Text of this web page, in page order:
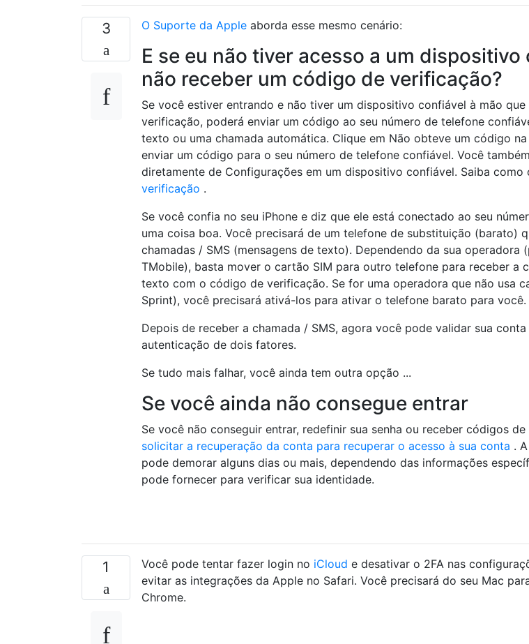
3 O Suporte da Apple aborda esse mesmo cenário:
E se eu não tiver acesso a um dispositivo
não receber um código de verificação?
Se você estiver entrando e não tiver um dispositivo confiável à mão
verificação, poderá enviar um código ao seu número de telefone
texto ou uma chamada automática. Clique em Não obteve um código
enviar um código para o seu número de telefone confiável. Você
diretamente de Configurações em um dispositivo confiável. Saiba como
verificação .
Se você confia no seu iPhone e diz que ele está conectado ao seu
uma coisa boa. Você precisará de um telefone de substituição (barato)
chamadas / SMS (mensagens de texto). Dependendo da sua operadora
TMobile), basta mover o cartão SIM para outro telefone para receber a
texto com o código de verificação. Se for uma operadora que não usa
Sprint), você precisará ativá-los para ativar o telefone barato para você.
Depois de receber a chamada / SMS, agora você pode validar sua
autenticação de dois fatores.
Se tudo mais falhar, você ainda tem outra opção ...
Se você ainda não consegue entrar
Se você não conseguir entrar, redefinir sua senha ou receber códigos
solicitar a recuperação da conta para recuperar o acesso à sua conta .
pode demorar alguns dias ou mais, dependendo das informações
pode fornecer para verificar sua identidade.
1 Você pode tentar fazer login no iCloud e desativar o 2FA nas
evitar as integrações da Apple no Safari. Você precisará do seu Mac
Chrome.